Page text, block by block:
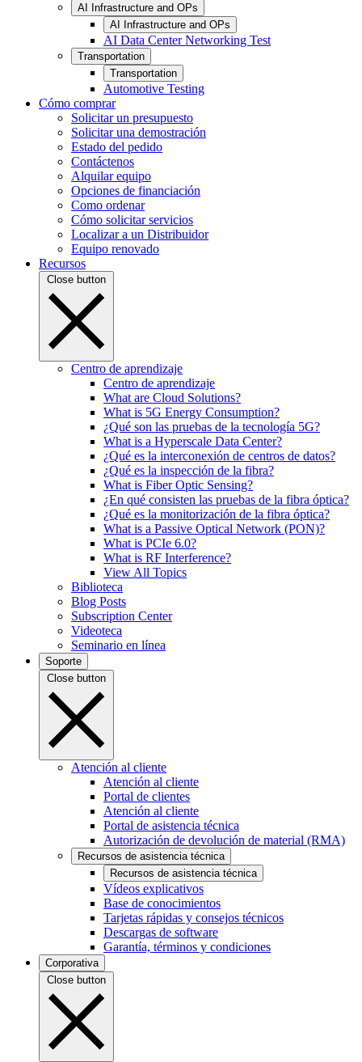
AI Infrastructure and OPs
AI Infrastructure and OPs
AI Data Center Networking Test
Transportation
Transportation
Automotive Testing
Cómo comprar
Solicitar un presupuesto
Solicitar una demostración
Estado del pedido
Contáctenos
Alquilar equipo
Opciones de financiación
Como ordenar
Cómo solicitar servicios
Localizar a un Distribuidor
Equipo renovado
Recursos
Close button
Centro de aprendizaje
Centro de aprendizaje
What are Cloud Solutions?
What is 5G Energy Consumption?
¿Qué son las pruebas de la tecnología 5G?
What is a Hyperscale Data Center?
¿Qué es la interconexión de centros de datos?
¿Qué es la inspección de la fibra?
What is Fiber Optic Sensing?
¿En qué consisten las pruebas de la fibra óptica?
¿Qué es la monitorización de la fibra óptica?
What is a Passive Optical Network (PON)?
What is PCIe 6.0?
What is RF Interference?
View All Topics
Biblioteca
Blog Posts
Subscription Center
Videoteca
Seminario en línea
Soporte
Close button
Atención al cliente
Atención al cliente
Portal de clientes
Atención al cliente
Portal de asistencia técnica
Autorización de devolución de material (RMA)
Recursos de asistencia técnica
Recursos de asistencia técnica
Vídeos explicativos
Base de conocimientos
Tarjetas rápidas y consejos técnicos
Descargas de software
Garantía, términos y condiciones
Corporativa
Close button